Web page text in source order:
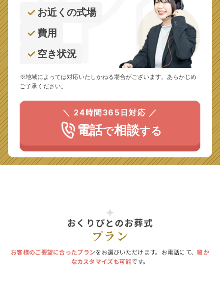
お近くの式場
費用
空き状況
※地域によっては対応いたしかねる場合がございます。あらかじめ
ご了承ください。
＼ 24時間365日対応 ／
電話で相談する
おくりびとのお葬式
プラン
お客様のご要望に合ったプランをお選びいただけます。お電話にて、細か
なカスタマイズも可能です。